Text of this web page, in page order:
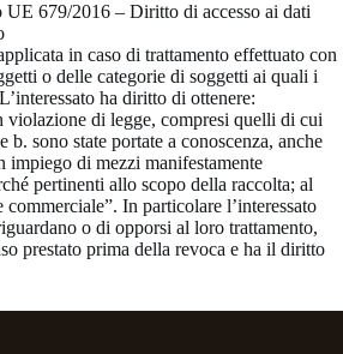
UE 679/2016 – Diritto di accesso ai dati
in caso di trattamento effettuato con
o delle categorie di soggetti ai quali i
ha diritto di ottenere:
violazione di legge, compresi quelli di cui
sono state portate a conoscenza, anche
di mezzi manifestamente
pertinenti allo scopo della raccolta; al
In particolare l’interessato
o di opporsi al loro trattamento,
prestato prima della revoca e ha il diritto